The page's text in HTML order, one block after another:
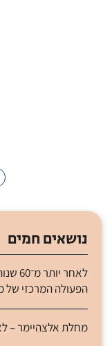
נושאים חמים
הפעולה המרכזי של
מחלת אלצהיימר –